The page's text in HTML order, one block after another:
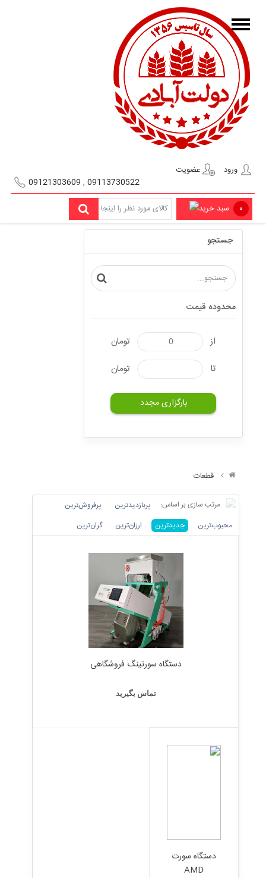
ورود
عضویت
09113730522 , 09121303609
۰ سبد خرید
جستجو
محدوده قیمت
از
تومان
تا
تومان
بارگزاری مجدد
قطعات
مرتب سازی بر اساس: پربازدیدترین
پرفروش‌ترین‌
محبوب‌ترین
جدیدترین ارزان‌ترین گران‌ترین
دستگاه سورتینگ فروشگاهی
تماس بگیرید
دستگاه سورت
AMD